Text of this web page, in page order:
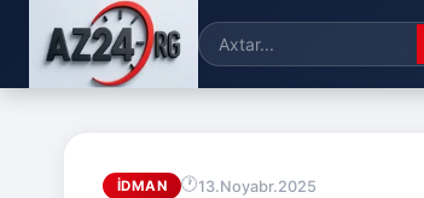
İDMAN 13.Noyabr.2025